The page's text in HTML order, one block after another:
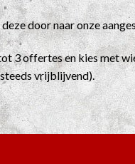
door naar onze
3 offertes en kies met
vrijblijvend).